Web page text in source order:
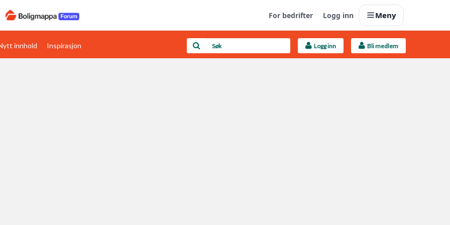
For bedrifter Logg inn Meny
Boligens papirer Last opp selv
innhold Inspirasjon Logg inn Bli medlem